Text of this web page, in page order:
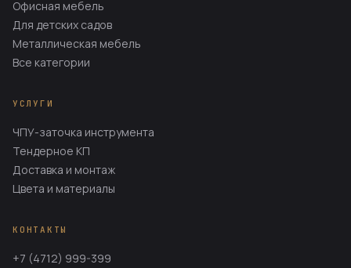
Офисная мебель
Для детских садов
Металлическая мебель
Все категории
УСЛУГИ
ЧПУ-заточка инструмента
Тендерное КП
Доставка и монтаж
Цвета и материалы
КОНТАКТЫ
+7 (4712) 999-399